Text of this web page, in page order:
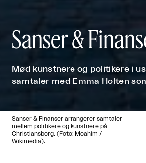
Sanser &
Mød kunstnere og politikere i
samtaler med Emma Holten
Sanser & Finanser arrangerer samtaler
mellem politikere og kunstnere på
Christiansborg. (Foto: Moahim /
Wikimedia).